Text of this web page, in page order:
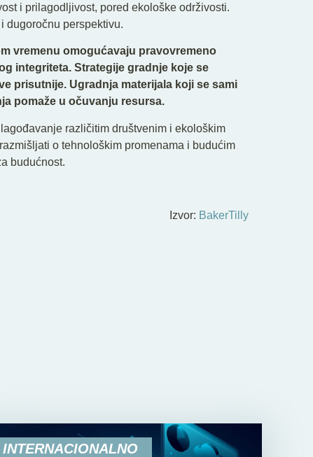
i prilagodljivost, pored ekološke održivosti.
dugoročnu perspektivu.
vremenu omogućavaju pravovremeno
integriteta. Strategije gradnje koje se
prisutnije. Ugradnja materijala koji se sami
pomaže u očuvanju resursa.
različitim društvenim i ekološkim
o tehnološkim promenama i budućim
budućnost.
Izvor: BakerTilly
INTERNACIONALNO